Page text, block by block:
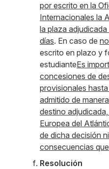
por escrito en la
Internacionales la
la plaza
días. En caso de
escrito en plazo y
estudianteEs
concesiones de
provisionales
admitido de
destino
Europea del
de dicha decisión
consecuencias
Resolución